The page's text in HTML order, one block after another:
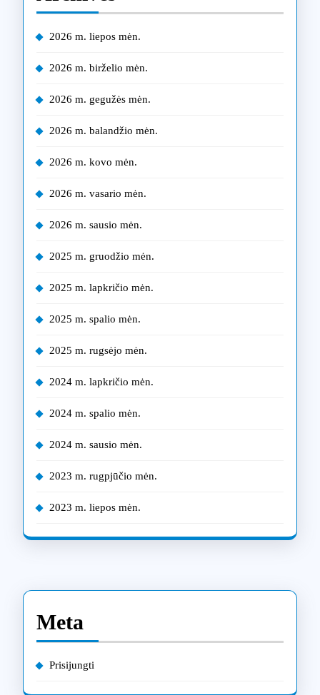
2026 m. liepos mėn.
2026 m. birželio mėn.
2026 m. gegužės mėn.
2026 m. balandžio mėn.
2026 m. kovo mėn.
2026 m. vasario mėn.
2026 m. sausio mėn.
2025 m. gruodžio mėn.
2025 m. lapkričio mėn.
2025 m. spalio mėn.
2025 m. rugsėjo mėn.
2024 m. lapkričio mėn.
2024 m. spalio mėn.
2024 m. sausio mėn.
2023 m. rugpjūčio mėn.
2023 m. liepos mėn.
Meta
Prisijungti